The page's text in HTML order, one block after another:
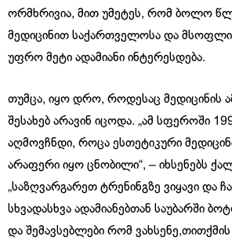
ორმხრივია, მით უმეტეს, რომ ბოლო
მედიცინით საქართველოსა და
უფრო მეტი ადამიანი ინტერესდება.
თუმცა, იყო დრო, როდესაც მედიცინის
შესახებ არავინ იცოდა. „ამ სფეროში
აღმოვჩნდი, როცა ესთეტიკური
არაფერი იყო ცნობილი“, – იხსენებს
„საზღვარგარეთ ტრენინგზე ვიყავი და
სხვადასხვა ადამიანებთან საუბარში
და შემავსებლები რომ